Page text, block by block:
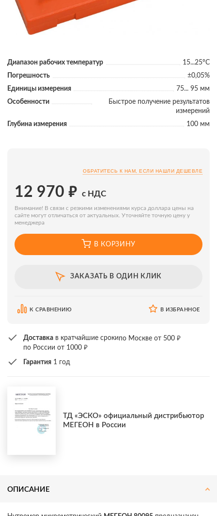
Диапазон рабочих температур
15...25°С
Погрешность
±0,05%
Единицы измерения
75... 95 мм
Особенности
Быстрое получение результатов
измерений
Глубина измерения
100 мм
ОБРАТИТЕСЬ К НАМ, ЕСЛИ НАШЛИ ДЕШЕВЛЕ
12 970 ₽ с НДС
Внимание! В связи с резкими изменениями курса доллара цены на
сайте могут отличаться от актуальных. Уточняйте точную цену у
менеджера
В КОРЗИНУ
ЗАКАЗАТЬ В ОДИН КЛИК
К СРАВНЕНИЮ В ИЗБРАННОЕ
Доставка в кратчайшие срокипо Москве от 500 ₽
по России от 1000 ₽
Гарантия 1 год
ТД «ЭСКО» официальный дистрибьютор
МЕГЕОН в России
ОПИСАНИЕ